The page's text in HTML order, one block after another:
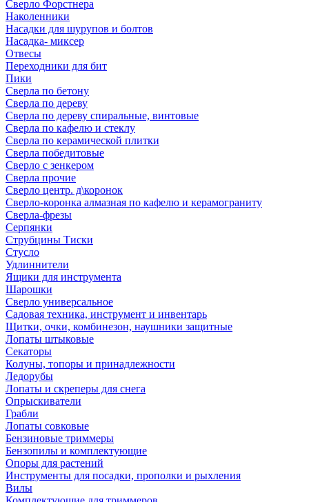
Сверло Форстнера
Наколенники
Насадки для шурупов и болтов
Насадка- миксер
Отвесы
Переходники для бит
Пики
Сверла по бетону
Сверла по дереву
Сверла по дереву спиральные, винтовые
Сверла по кафелю и стеклу
Сверла по керамической плитки
Сверла победитовые
Сверло с зенкером
Сверла прочие
Сверло центр. д\коронок
Сверло-коронка алмазная по кафелю и керамограниту
Сверла-фрезы
Серпянки
Струбцины Тиски
Стусло
Удлиннители
Ящики для инструмента
Шарошки
Сверло универсальное
Садовая техника, инструмент и инвентарь
Щитки, очки, комбинезон, наушники защитные
Лопаты штыковые
Секаторы
Колуны, топоры и принадлежности
Ледорубы
Лопаты и скреперы для снега
Опрыскиватели
Грабли
Лопаты совковые
Бензиновые триммеры
Бензопилы и комплектующие
Опоры для растений
Инструменты для посадки, прополки и рыхления
Вилы